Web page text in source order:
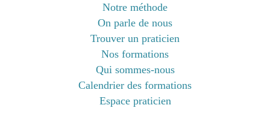
Notre méthode
On parle de nous
Trouver un praticien
Nos formations
Qui sommes-nous
Calendrier des formations
Espace praticien